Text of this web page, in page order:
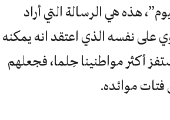
هذه هي الرسالة التي أراد
على نفسه الذي اعتقد انه يمكنه
أكثر مواطنينا حِلما، فجعلهم
موائده.